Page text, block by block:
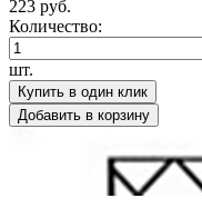
223 руб.
Количество:
шт.
Купить в один клик
Добавить в корзину